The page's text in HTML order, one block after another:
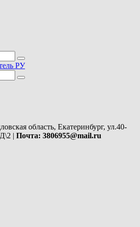
область, Екатеринбург, ул.40-
| Почта: 3806955@mail.ru